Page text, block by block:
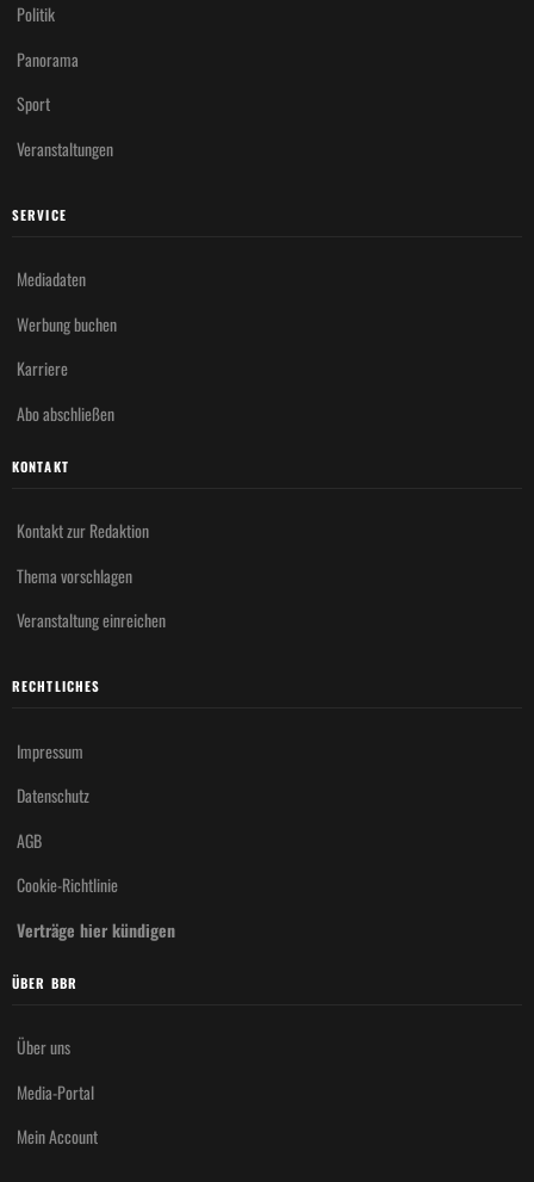
Politik
Panorama
Sport
Veranstaltungen
SERVICE
Mediadaten
Werbung buchen
Karriere
Abo abschließen
KONTAKT
Kontakt zur Redaktion
Thema vorschlagen
Veranstaltung einreichen
RECHTLICHES
Impressum
Datenschutz
AGB
Cookie-Richtlinie
Verträge hier kündigen
ÜBER BBR
Über uns
Media-Portal
Mein Account